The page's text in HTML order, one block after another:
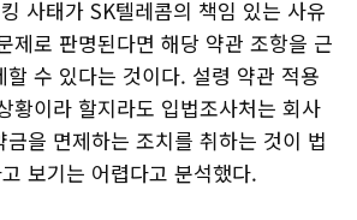
사태가 SK텔레콤의 책임 있는 사유
제로 판명된다면 해당 약관 조항을 근
할 수 있다는 것이다. 설령 약관 적용
황이라 할지라도 입법조사처는 회사
을 면제하는 조치를 취하는 것이 법
보기는 어렵다고 분석했다.